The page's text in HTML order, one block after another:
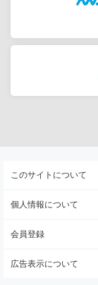
このサイトについて
個人情報について
会員登録
広告表示について